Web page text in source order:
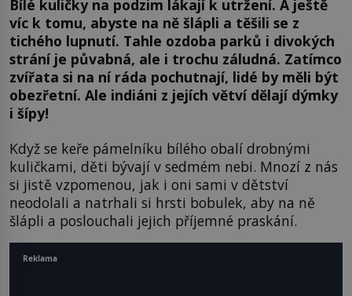
Bílé kuličky na podzim lákají k utržení. A ještě
víc k tomu, abyste na ně šlápli a těšili se z
tichého lupnutí. Tahle ozdoba parků i divokých
strání je půvabná, ale i trochu záludná. Zatímco
zvířata si na ní ráda pochutnají, lidé by měli být
obezřetní. Ale indiáni z jejích větví dělají dýmky
i šípy!
Když se keře pámelníku bílého obalí drobnými
kuličkami, děti bývají v sedmém nebi. Mnozí z nás
si jistě vzpomenou, jak i oni sami v dětství
neodolali a natrhali si hrsti bobulek, aby na ně
šlápli a poslouchali jejich příjemné praskání.
Reklama